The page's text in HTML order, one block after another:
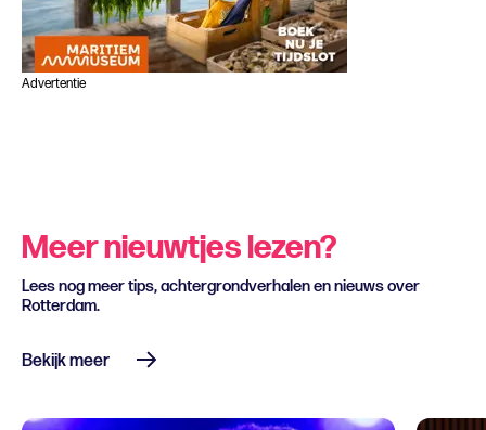
Advertentie
Meer nieuwtjes lezen?
Lees nog meer tips, achtergrondverhalen en nieuws over
Rotterdam.
Bekijk meer